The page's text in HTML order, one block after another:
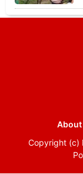
About
Copyright (c)